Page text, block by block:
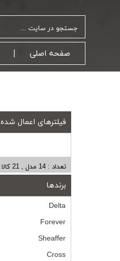
صفحه اصلی
فیلترهای اعمال شده
تعداد : 14 مدل , 21 کالا
برندها
Delta
Forever
Sheaffer
Cross